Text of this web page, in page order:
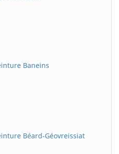
Baneins
Béard-Géovreissiat